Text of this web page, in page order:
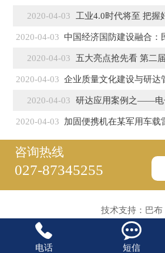
2020-04-03 工业4.0时代将至 把握好
2020-04-03 中国经济国防建设融合：
2020-04-03 五大亮点抢先看 第二届军
2020-04-03 企业质量文化建设与研达
2020-04-03 研达应用案例之——电
2020-04-03 加固便携机在某军用车载
咨询热线
027-87345255
技术支持： 巴布

电话

短信